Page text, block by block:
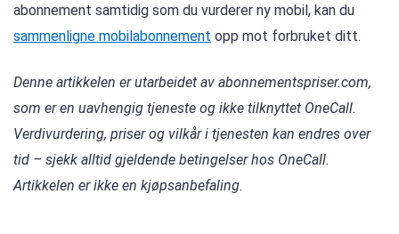
abonnement samtidig som du vurderer ny mobil, kan du
sammenligne mobilabonnement opp mot forbruket ditt.
Denne artikkelen er utarbeidet av abonnementspriser.com,
som er en uavhengig tjeneste og ikke tilknyttet OneCall.
Verdivurdering, priser og vilkår i tjenesten kan endres over
tid – sjekk alltid gjeldende betingelser hos OneCall.
Artikkelen er ikke en kjøpsanbefaling.